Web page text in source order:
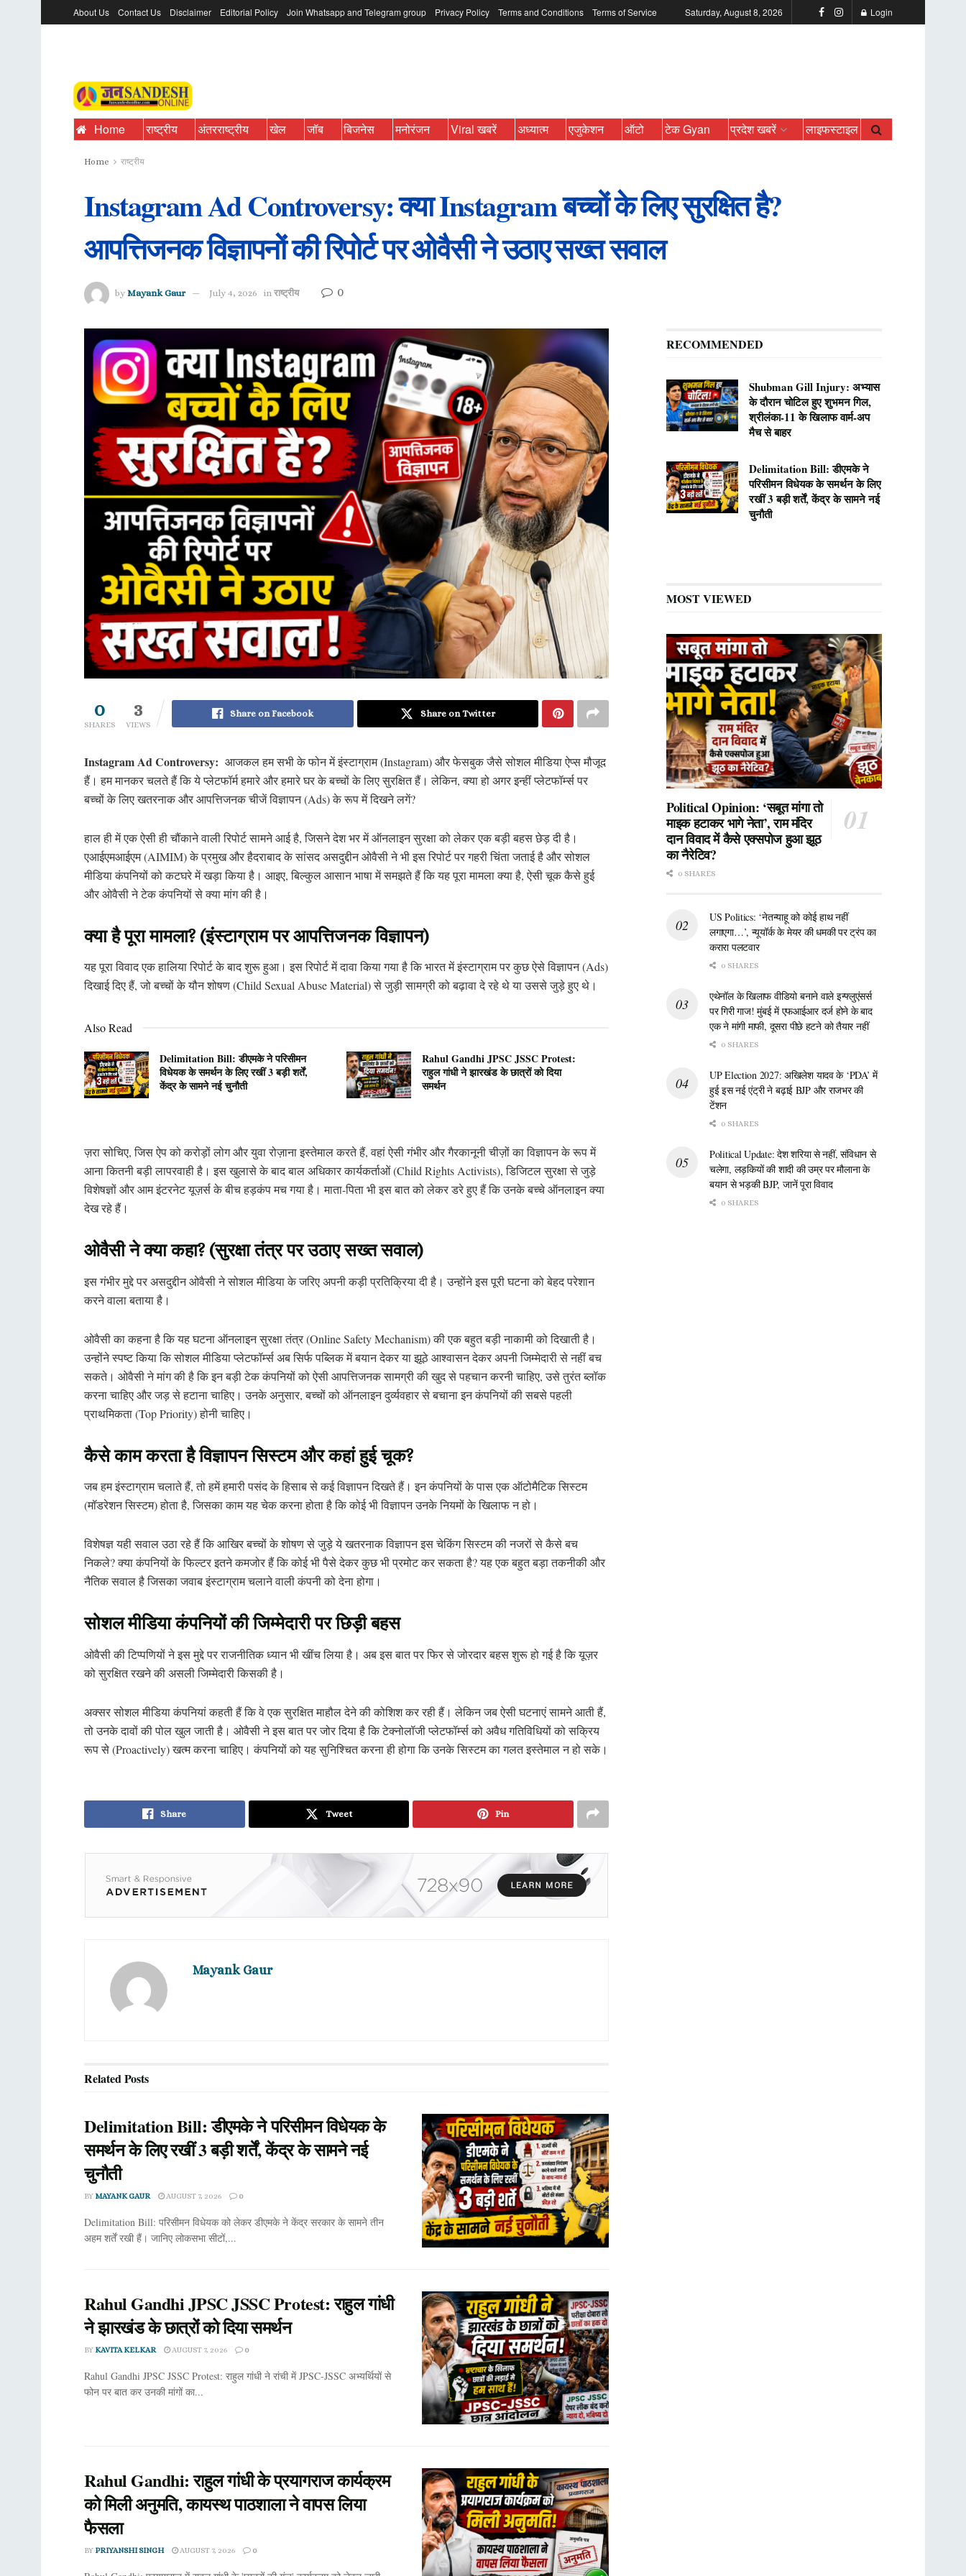
About Us Contact Us Disclaimer Editorial Policy Join Whatsapp and Telegram group Privacy Policy Terms and Conditions Terms of Service Saturday, August 8, 2026 Login
Home राष्ट्रीय अंतरराष्ट्रीय खेल जॉब बिजनेस मनोरंजन Viral खबरें अध्यात्म एजुकेशन ऑटो टेक Gyan प्रदेश खबरें लाइफस्टाइल
Home राष्ट्रीय
Instagram Ad Controversy: क्या Instagram बच्चों के लिए सुरक्षित है?
आपत्तिजनक विज्ञापनों की रिपोर्ट पर ओवैसी ने उठाए सख्त सवाल
by Mayank Gaur July 4, 2026 in राष्ट्रीय 0
0
SHARES
3
VIEWS
Share on Facebook Share on Twitter
Instagram Ad Controversy: आजकल हम सभी के फोन में इंस्टाग्राम (Instagram) और फेसबुक जैसे सोशल मीडिया ऐप्स मौजूद
हैं। हम मानकर चलते हैं कि ये प्लेटफॉर्म हमारे और हमारे घर के बच्चों के लिए सुरक्षित हैं। लेकिन, क्या हो अगर इन्हीं प्लेटफॉर्म्स पर
बच्चों के लिए खतरनाक और आपत्तिजनक चीजें विज्ञापन (Ads) के रूप में दिखने लगें?
हाल ही में एक ऐसी ही चौंकाने वाली रिपोर्ट सामने आई है, जिसने देश भर में ऑनलाइन सुरक्षा को लेकर एक बड़ी बहस छेड़ दी है।
एआईएमआईएम (AIMIM) के प्रमुख और हैदराबाद के सांसद असदुद्दीन ओवैसी ने भी इस रिपोर्ट पर गहरी चिंता जताई है और सोशल
मीडिया कंपनियों को कटघरे में खड़ा किया है। आइए, बिल्कुल आसान भाषा में समझते हैं कि यह पूरा मामला क्या है, ऐसी चूक कैसे हुई
और ओवैसी ने टेक कंपनियों से क्या मांग की है।
क्या है पूरा मामला? (इंस्टाग्राम पर आपत्तिजनक विज्ञापन)
यह पूरा विवाद एक हालिया रिपोर्ट के बाद शुरू हुआ। इस रिपोर्ट में दावा किया गया है कि भारत में इंस्टाग्राम पर कुछ ऐसे विज्ञापन (Ads)
दिखाई दिए हैं, जो बच्चों के यौन शोषण (Child Sexual Abuse Material) से जुड़ी सामग्री को बढ़ावा दे रहे थे या उससे जुड़े हुए थे।
Also Read
Delimitation Bill: डीएमके ने परिसीमन
विधेयक के समर्थन के लिए रखीं 3 बड़ी शर्तें,
केंद्र के सामने नई चुनौती
Rahul Gandhi JPSC JSSC Protest:
राहुल गांधी ने झारखंड के छात्रों को दिया
समर्थन
ज़रा सोचिए, जिस ऐप को करोड़ों लोग और युवा रोज़ाना इस्तेमाल करते हैं, वहां ऐसी गंभीर और गैरकानूनी चीज़ों का विज्ञापन के रूप में
आना कितनी बड़ी लापरवाही है। इस खुलासे के बाद बाल अधिकार कार्यकर्ताओं (Child Rights Activists), डिजिटल सुरक्षा से जुड़े
विशेषज्ञों और आम इंटरनेट यूज़र्स के बीच हड़कंप मच गया है। माता-पिता भी इस बात को लेकर डरे हुए हैं कि उनके बच्चे ऑनलाइन क्या
देख रहे हैं।
ओवैसी ने क्या कहा? (सुरक्षा तंत्र पर उठाए सख्त सवाल)
इस गंभीर मुद्दे पर असदुद्दीन ओवैसी ने सोशल मीडिया के जरिए अपनी कड़ी प्रतिक्रिया दी है। उन्होंने इस पूरी घटना को बेहद परेशान
करने वाला बताया है।
ओवैसी का कहना है कि यह घटना ऑनलाइन सुरक्षा तंत्र (Online Safety Mechanism) की एक बहुत बड़ी नाकामी को दिखाती है।
उन्होंने स्पष्ट किया कि सोशल मीडिया प्लेटफॉर्म्स अब सिर्फ पब्लिक में बयान देकर या झूठे आश्वासन देकर अपनी जिम्मेदारी से नहीं बच
सकते। ओवैसी ने मांग की है कि इन बड़ी टेक कंपनियों को ऐसी आपत्तिजनक सामग्री की खुद से पहचान करनी चाहिए, उसे तुरंत ब्लॉक
करना चाहिए और जड़ से हटाना चाहिए। उनके अनुसार, बच्चों को ऑनलाइन दुर्व्यवहार से बचाना इन कंपनियों की सबसे पहली
प्राथमिकता (Top Priority) होनी चाहिए।
कैसे काम करता है विज्ञापन सिस्टम और कहां हुई चूक?
जब हम इंस्टाग्राम चलाते हैं, तो हमें हमारी पसंद के हिसाब से कई विज्ञापन दिखते हैं। इन कंपनियों के पास एक ऑटोमैटिक सिस्टम
(मॉडरेशन सिस्टम) होता है, जिसका काम यह चेक करना होता है कि कोई भी विज्ञापन उनके नियमों के खिलाफ न हो।
विशेषज्ञ यही सवाल उठा रहे हैं कि आखिर बच्चों के शोषण से जुड़े ये खतरनाक विज्ञापन इस चेकिंग सिस्टम की नजरों से कैसे बच
निकले? क्या कंपनियों के फिल्टर इतने कमजोर हैं कि कोई भी पैसे देकर कुछ भी प्रमोट कर सकता है? यह एक बहुत बड़ा तकनीकी और
नैतिक सवाल है जिसका जवाब इंस्टाग्राम चलाने वाली कंपनी को देना होगा।
सोशल मीडिया कंपनियों की जिम्मेदारी पर छिड़ी बहस
ओवैसी की टिप्पणियों ने इस मुद्दे पर राजनीतिक ध्यान भी खींच लिया है। अब इस बात पर फिर से जोरदार बहस शुरू हो गई है कि यूज़र
को सुरक्षित रखने की असली जिम्मेदारी किसकी है।
अक्सर सोशल मीडिया कंपनियां कहती हैं कि वे एक सुरक्षित माहौल देने की कोशिश कर रही हैं। लेकिन जब ऐसी घटनाएं सामने आती हैं,
तो उनके दावों की पोल खुल जाती है। ओवैसी ने इस बात पर जोर दिया है कि टेक्नोलॉजी प्लेटफॉर्म्स को अवैध गतिविधियों को सक्रिय
रूप से (Proactively) खत्म करना चाहिए। कंपनियों को यह सुनिश्चित करना ही होगा कि उनके सिस्टम का गलत इस्तेमाल न हो सके।
Share Tweet Pin
Mayank Gaur
RelatedPosts
Delimitation Bill: डीएमके ने परिसीमन विधेयक के
समर्थन के लिए रखीं 3 बड़ी शर्तें, केंद्र के सामने नई
चुनौती
BY MAYANK GAUR AUGUST 7, 2026 0
Delimitation Bill: परिसीमन विधेयक को लेकर डीएमके ने केंद्र सरकार के सामने तीन
अहम शर्तें रखी हैं। जानिए लोकसभा सीटों,...
Rahul Gandhi JPSC JSSC Protest: राहुल गांधी
ने झारखंड के छात्रों को दिया समर्थन
BY KAVITA KELKAR AUGUST 7, 2026 0
Rahul Gandhi JPSC JSSC Protest: राहुल गांधी ने रांची में JPSC-JSSC अभ्यर्थियों से
फोन पर बात कर उनकी मांगों का...
Rahul Gandhi: राहुल गांधी के प्रयागराज कार्यक्रम
को मिली अनुमति, कायस्थ पाठशाला ने वापस लिया
फैसला
BY PRIYANSHI SINGH AUGUST 7, 2026 0
RECOMMENDED
Shubman Gill Injury: अभ्यास
के दौरान चोटिल हुए शुभमन गिल,
श्रीलंका-11 के खिलाफ वार्म-अप
मैच से बाहर
Delimitation Bill: डीएमके ने
परिसीमन विधेयक के समर्थन के लिए
रखीं 3 बड़ी शर्तें, केंद्र के सामने नई
चुनौती
MOST VIEWED
Political Opinion: ‘सबूत मांगा तो
माइक हटाकर भागे नेता’, राम मंदिर
दान विवाद में कैसे एक्सपोज हुआ झूठ
का नैरेटिव?
0 SHARES
US Politics: ‘नेतन्याहू को कोई हाथ नहीं
लगाएगा…’, न्यूयॉर्क के मेयर की धमकी पर ट्रंप का
करारा पलटवार
0 SHARES
एथेनॉल के खिलाफ वीडियो बनाने वाले इन्फ्लुएंसर्स
पर गिरी गाज! मुंबई में एफआईआर दर्ज होने के बाद
एक ने मांगी माफी, दूसरा पीछे हटने को तैयार नहीं
0 SHARES
UP Election 2027: अखिलेश यादव के ‘PDA’ में
हुई इस नई एंट्री ने बढ़ाई BJP और राजभर की
टेंशन
0 SHARES
Political Update: देश शरिया से नहीं, संविधान से
चलेगा, लड़कियों की शादी की उम्र पर मौलाना के
बयान से भड़की BJP, जानें पूरा विवाद
0 SHARES